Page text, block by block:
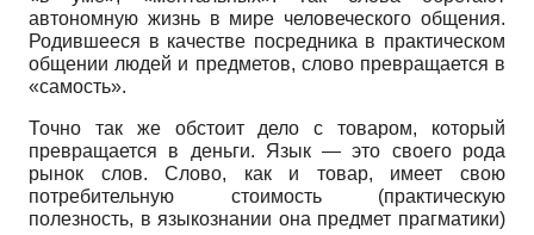
автономную жизнь в мире человеческого общения.
Родившееся в качестве посредника в практическом
общении людей и предметов, слово превращается в
«самость».
Точно так же обстоит дело с товаром, который
превращается в деньги. Язык — это своего рода
рынок слов. Слово, как и товар, имеет свою
потребительную стоимость (практическую
полезность, в языкознании она предмет прагматики)